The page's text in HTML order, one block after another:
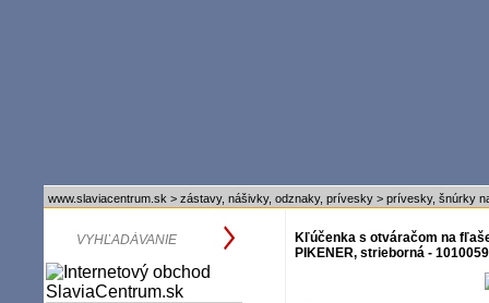
www.slaviacentrum.sk > zástavy, nášivky, odznaky, prívesky > prívesky, šnúrky
Kľúčenka s otváračom na
PIKENER, strieborná -